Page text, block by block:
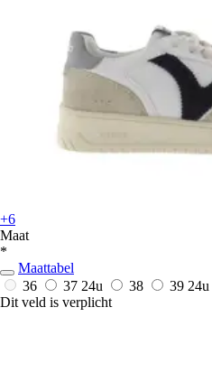
+6
Maat
*
Maattabel
36
37 24u 38 39 24u
Dit veld is verplicht